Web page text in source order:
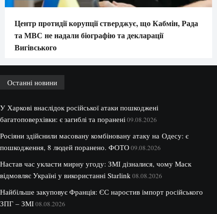
Центр протидії корупції стверджує, що Кабмін, Рада
та МВС не надали біографію та декларації
Вигівського
Останні новини
У Харкові внаслідок російської атаки пошкоджені
багатоповерхівки: є загиблі та поранені 09.08.2026
Росіяни здійснили масовану комбіновану атаку на Одесу: є
пошкодження, 8 людей поранено. ФОТО09.08.2026
Настав час укласти мирну угоду: ЗМІ дізналися, чому Маск
відмовляє Україні у використанні Starlink 08.08.2026
Найбільше закуповує Франція: ЄС наростив імпорт російського
ЗПГ – ЗМІ08.08.2026